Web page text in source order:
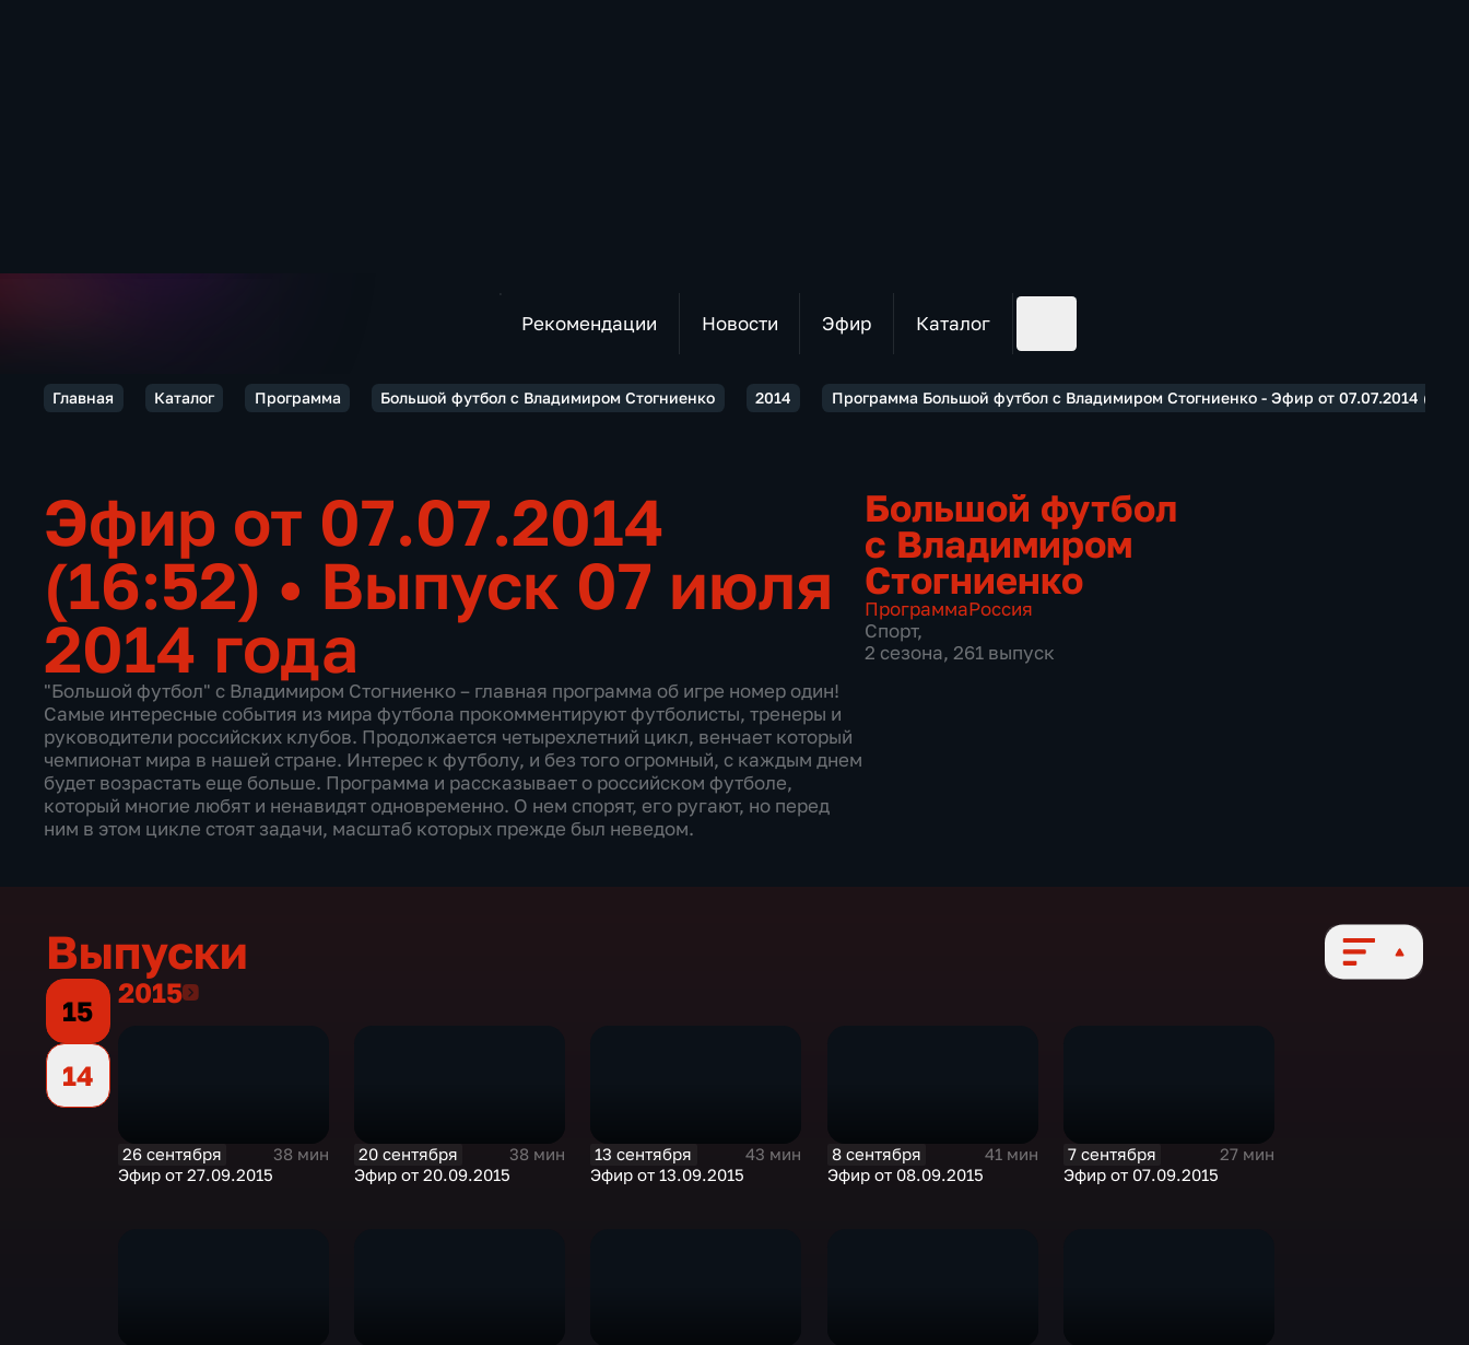
Рекомендации Новости Эфир Каталог
Главная Каталог Программа Большой футбол с Владимиром Стогниенко 2014 Программа Большой футбол с Владимиром Стогниенко - Эфир от 07.07.2014
Эфир от 07.07.2014
(16:52) • Выпуск 07 июля
2014 года
"Большой футбол" с Владимиром Стогниенко – главная программа об игре номер один!
Самые интересные события из мира футбола прокомментируют футболисты, тренеры и
руководители российских клубов. Продолжается четырехлетний цикл, венчает который
чемпионат мира в нашей стране. Интерес к футболу, и без того огромный, с каждым днем
будет возрастать еще больше. Программа и рассказывает о российском футболе,
который многие любят и ненавидят одновременно. О нем спорят, его ругают, но перед
ним в этом цикле стоят задачи, масштаб которых прежде был неведом.
Большой футбол
с Владимиром
Стогниенко
ПрограммаРоссия
Спорт,
2 сезона, 261 выпуск
Выпуски
15
14
20152015
26 сентября
38 мин
Эфир от 27.09.2015
20 сентября
38 мин
Эфир от 20.09.2015
13 сентября
43 мин
Эфир от 13.09.2015
8 сентября
41 мин
Эфир от 08.09.2015
7 сентября
27 мин
Эфир от 07.09.2015